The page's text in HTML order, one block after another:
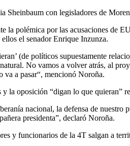
Sheinbaum con legisladores de
la polémica por las acusaciones de
el senador Enrique Inzunza.
(de políticos supuestamente
No vamos a volver atrás, al
va a pasar“, mencionó Noroña.
la oposición “digan lo que quieran”
nacional, la defensa de
presidenta”, declaró Noroña.
y funcionarios de la 4T salgan a